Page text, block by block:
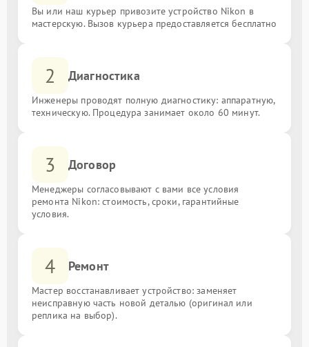
Вы или наш курьер привозите устройство Nikon в
мастерскую. Вызов курьера предоставляется бесплатно
2 Диагностика
Инженеры проводят полную диагностику: аппаратную,
техническую. Процедура занимает около 60 минут.
3 Договор
Менеджеры согласовывают с вами все условия
ремонта Nikon: стоимость, сроки, гарантийные
условия.
4 Ремонт
Мастер восстанавливает устройство: заменяет
неисправную часть новой деталью (оригинал или
реплика на выбор).